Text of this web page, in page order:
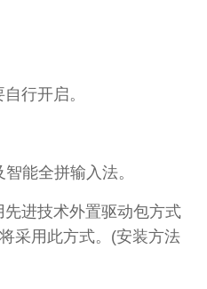
行开启。
能全拼输入法。
进技术外置驱动包方式
采用此方式。(安装方法